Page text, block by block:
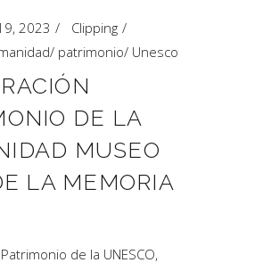
2023
Clipping
/ patrimonio/ Unesco
DE LA
MUSEO
LA MEMORIA
de la UNESCO,